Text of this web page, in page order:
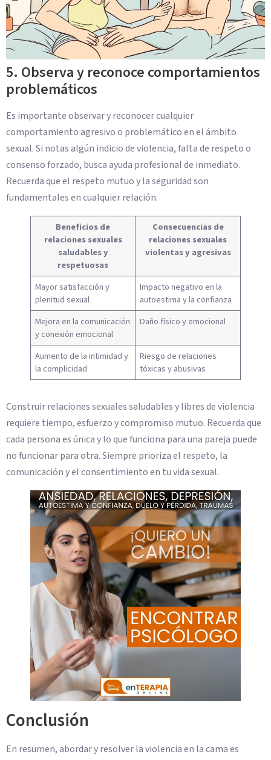
5. Observa y reconoce comportamientos
problemáticos
Es importante observar y reconocer cualquier
comportamiento agresivo o problemático en el ámbito
sexual. Si notas algún indicio de violencia, falta de respeto o
consenso forzado, busca ayuda profesional de inmediato.
Recuerda que el respeto mutuo y la seguridad son
fundamentales en cualquier relación.
Beneficios de
relaciones sexuales
saludables y
respetuosas
Consecuencias de
relaciones sexuales
violentas y agresivas
Mayor satisfacción y
plenitud sexual
Impacto negativo en la
autoestima y la confianza
Mejora en la comunicación
y conexión emocional
Daño físico y emocional
Aumento de la intimidad y
la complicidad
Riesgo de relaciones
tóxicas y abusivas
Construir relaciones sexuales saludables y libres de violencia
requiere tiempo, esfuerzo y compromiso mutuo. Recuerda que
cada persona es única y lo que funciona para una pareja puede
no funcionar para otra. Siempre prioriza el respeto, la
comunicación y el consentimiento en tu vida sexual.
Conclusión
En resumen, abordar y resolver la violencia en la cama es